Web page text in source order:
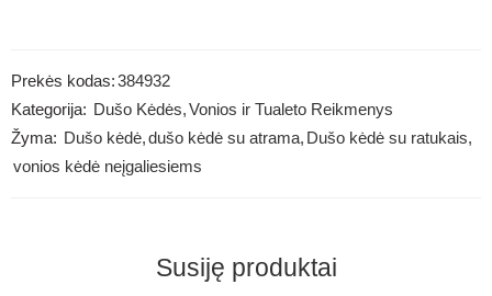
Prekės kodas:384932
Kategorija: Dušo Kėdės,Vonios ir Tualeto Reikmenys
Žyma: Dušo kėdė,dušo kėdė su atrama, Dušo kėdė su ratukais,
vonios kėdė neįgaliesiems
Susiję produktai